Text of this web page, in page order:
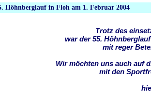
Höhnberglauf in Floh am 1. Februar 2004
Trotz des
war der 55.
mit reger
Wir möchten uns auch auf
mit den